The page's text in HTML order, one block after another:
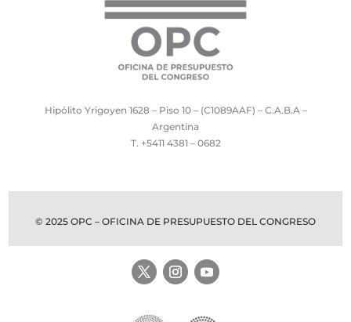
Hipólito Yrigoyen 1628 – Piso 10 – (C1089AAF) – C.A.B.A –
Argentina
T. +5411 4381 – 0682
© 2025 OPC – OFICINA DE PRESUPUESTO DEL CONGRESO